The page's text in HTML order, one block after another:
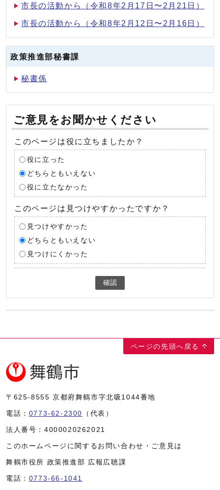
市長の活動から（令和8年2月17日〜2月21日）
市長の活動から（令和8年2月12日〜2月16日）
政策推進部秘書課
秘書係
ご意見をお聞かせください
このページは役に立ちましたか？
役に立った
どちらともいえない
役に立たなかった
このページは見つけやすかったですか？
見つけやすかった
どちらともいえない
見つけにくかった
確認
ページの先頭へ戻る
〒625-8555 京都府舞鶴市字北吸1044番地
電話： 0773-62-2300 （代表）
法人番号： 4000020262021
このホームページに関するお問い合わせ・ご意見は
舞鶴市役所 政策推進部 広報広聴課
電話： 0773-66-1041